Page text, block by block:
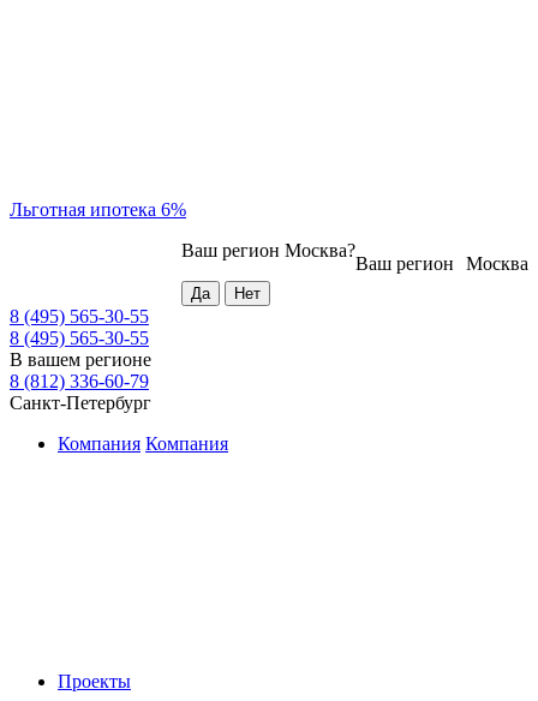
Льготная ипотека 6%
Москва
Ваш регион
Ваш регион Москва?
8 (495) 565-30-55
8 (495) 565-30-55
В вашем регионе
8 (812) 336-60-79
Санкт-Петербург
Компания Компания
Проекты